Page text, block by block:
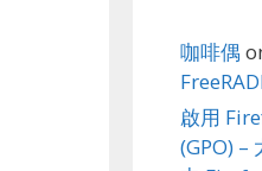
咖啡偶
啟用
(GPO) –